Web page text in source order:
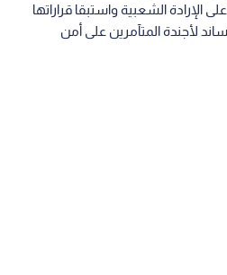
الإرادة الشعبية واستبقا قراراتها
لأجندة المتآمرين على أمن